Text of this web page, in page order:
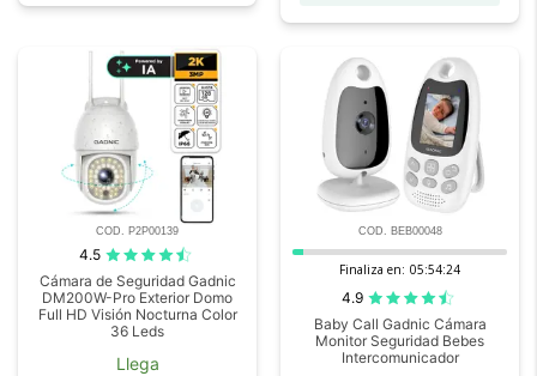
COD. P2P00139
4.5
Cámara de Seguridad Gadnic
DM200W-Pro Exterior Domo
Full HD Visión Nocturna Color
36 Leds
Llega
COD. BEB00048
Finaliza en: 05:54:23
4.9
Baby Call Gadnic Cámara
Monitor Seguridad Bebes
Intercomunicador